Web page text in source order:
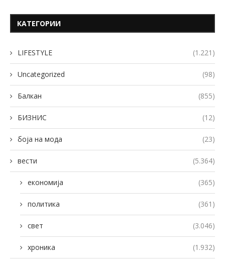
КАТЕГОРИИ
LIFESTYLE (1.221)
Uncategorized (98)
Балкан (855)
БИЗНИС (12)
боја на мода (23)
вести (5.364)
економија (365)
политика (361)
свет (3.046)
хроника (1.932)